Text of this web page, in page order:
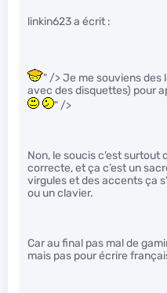
linkin623 a écrit :
" /> Je me souviens des
avec des disquettes) pour
" />
Non, le soucis c’est surtout
correcte, et ça c’est un
virgules et des accents ça
ou un clavier.
Car au final pas mal de
mais pas pour écrire